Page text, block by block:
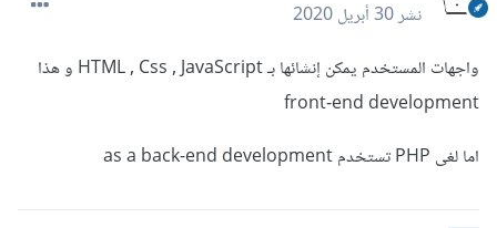
نشر30 أبريل 2020
واجهات المستخدم يمكن إنشائها بـ HTML , Css , JavaScript و هذا
front-end development
اما لغى PHP تستخدم as a back-end development